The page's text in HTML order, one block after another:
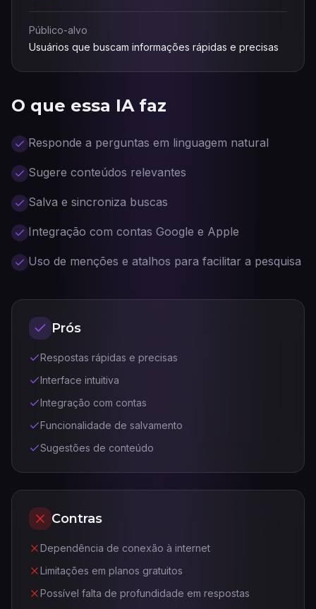
O que essa IA faz
Responde a perguntas em linguagem natural
Sugere conteúdos relevantes
Salva e sincroniza buscas
Integração com contas Google e Apple
Uso de menções e atalhos para facilitar a pesquisa
Prós
Respostas rápidas e precisas
Interface intuitiva
Integração com contas
Funcionalidade de salvamento
Sugestões de conteúdo
Contras
Dependência de conexão à internet
Limitações em planos gratuitos
Possível falta de profundidade em respostas
Público-alvo
Usuários que buscam informações rápidas e precisas